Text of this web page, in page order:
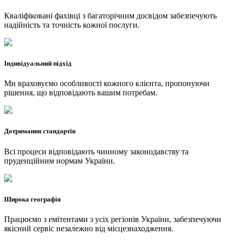
Кваліфіковані фахівці з багаторічним досвідом забезпечують
надійність та точність кожної послуги.
Індивідуальний підхід
Ми враховуємо особливості кожного клієнта, пропонуючи
рішення, що відповідають вашим потребам.
Дотримання стандартів
Всі процеси відповідають чинному законодавству та
пруденційним нормам України.
Широка географія
Працюємо з емітентами з усіх регіонів України, забезпечуючи
якісний сервіс незалежно від місцезнаходження.